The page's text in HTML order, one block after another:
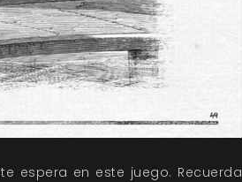
espera en este juego. Recuerda